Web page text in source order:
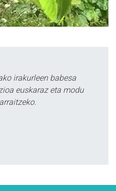
irakurleen babesa
euskaraz eta modu